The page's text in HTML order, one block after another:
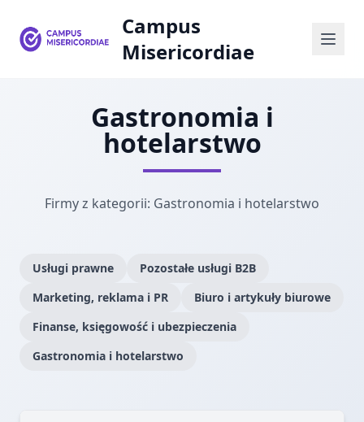
Campus
Misericordiae
Gastronomia i
hotelarstwo
Firmy z kategorii: Gastronomia i hotelarstwo
Usługi prawne
Pozostałe usługi B2B
Marketing, reklama i PR
Biuro i artykuły biurowe
Finanse, księgowość i ubezpieczenia
Gastronomia i hotelarstwo